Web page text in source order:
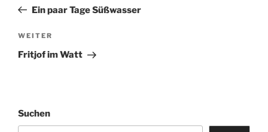
Beitrag
Ein paar Tage Süßwasser
Nächster
Beitrag
WEITER
Fritjof im Watt
Suchen